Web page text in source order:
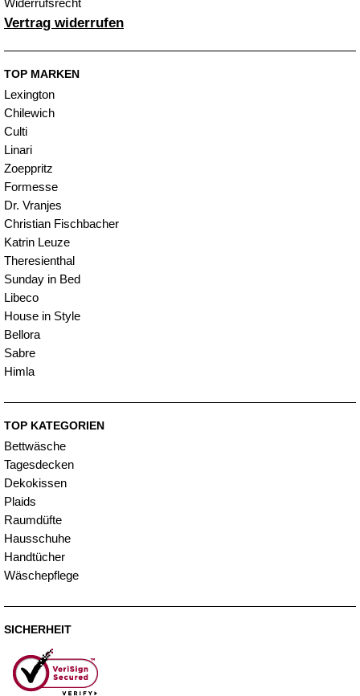
Widerrufsrecht
Vertrag widerrufen
TOP MARKEN
Lexington
Chilewich
Culti
Linari
Zoeppritz
Formesse
Dr. Vranjes
Christian Fischbacher
Katrin Leuze
Theresienthal
Sunday in Bed
Libeco
House in Style
Bellora
Sabre
Himla
TOP KATEGORIEN
Bettwäsche
Tagesdecken
Dekokissen
Plaids
Raumdüfte
Hausschuhe
Handtücher
Wäschepflege
SICHERHEIT